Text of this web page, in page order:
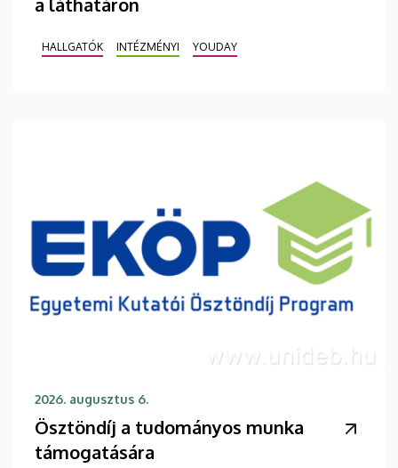
HALLGATÓK INTÉZMÉNYI YOUDAY
2026. augusztus 6.
Ösztöndíj a tudományos munka
támogatására